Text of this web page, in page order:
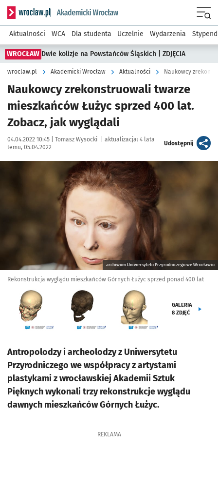
Serwis informacyjny wroclaw.pl podserwis: Akademicki
Aktualności WCA Dla studenta Uczelnie Wydarzenia
WROCŁAW Dwie kolizje na Powstańców Śląskich | ZDJĘCIA
wroclaw.pl Akademicki Wrocław Aktualności
Naukowcy zrekonstruowali twarze
mieszkańców Łużyc sprzed 400 lat.
Zobacz, jak wyglądali
Data publikacji:
04.04.2022 10:45 | Autor:
Tomasz Wysocki aktualizacja: 4 lata
temu, 05.04.2022
Udostępnijartykuł
Kliknij, aby zobaczyć galerię
Kliknij, aby powiększyć
archiwum Uniwersytetu Przyrodniczego we Wrocławiu
Rekonstrukcja wyglądu mieszkańców Górnych Łużyc sprzed ponad 400 lat
GALERIA
8 ZDJĘĆ
Antropolodzy i archeolodzy z Uniwersytetu
Przyrodniczego we współpracy z artystami
plastykami z wrocławskiej Akademii Sztuk
Pięknych wykonali trzy rekonstrukcje wyglądu
dawnych mieszkańców Górnych Łużyc.
REKLAMA